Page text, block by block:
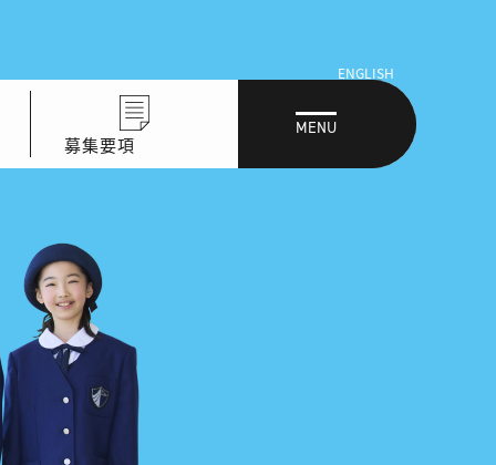
ENGLISH
募集要項
MENU